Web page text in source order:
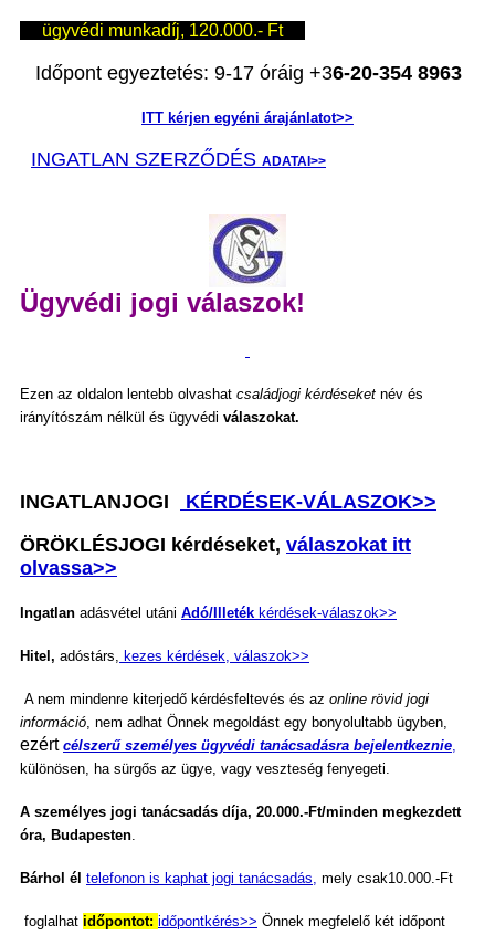
ügyvédi munkadíj, 120.000.- Ft
Időpont egyeztetés: 9-17 óráig +36-20-354 8963
ITT kérjen egyéni árajánlatot>>
INGATLAN SZERZŐDÉS ADATAI>>
Ügyvédi jogi válaszok!
Ezen az oldalon lentebb olvashat családjogi kérdéseket név és
irányítószám nélkül és ügyvédi válaszokat.
INGATLANJOGI
KÉRDÉSEK-VÁLASZOK>>
ÖRÖKLÉSJOGI kérdéseket, válaszokat itt
olvassa>>
Ingatlan adásvétel utáni Adó/Illeték kérdések-válaszok>>
Hitel, adóstárs, kezes kérdések, válaszok>>
A nem mindenre kiterjedő kérdésfeltevés és az online rövid jogi
információ, nem adhat Önnek megoldást egy bonyolultabb ügyben,
ezért célszerű személyes ügyvédi tanácsadásra bejelentkeznie,
különösen, ha sürgős az ügye, vagy veszteség fenyegeti.
A személyes jogi tanácsadás díja, 20.000.-Ft/minden megkezdett
óra, Budapesten.
Bárhol él telefonon is kaphat jogi tanácsadás, mely csak10.000.-Ft
foglalhat időpontot: időpontkérés>> Önnek megfelelő két időpont